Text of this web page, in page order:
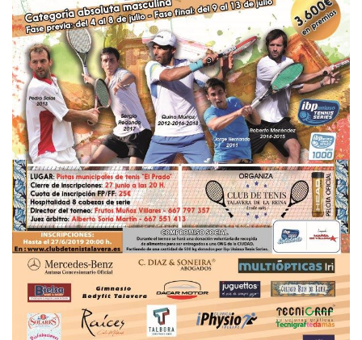
- ---
VALLEJO SANTOS, M.
-
-
CABRILLO SEGURADO, A.
LÓPEZ GÓMEZ , J.